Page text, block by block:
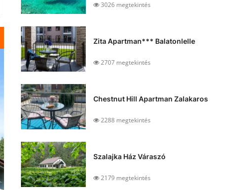
3026 megtekintés
Zita Apartman*** Balatonlelle
2707 megtekintés
Chestnut Hill Apartman Zalakaros
2288 megtekintés
Szalajka Ház Váraszó
2179 megtekintés